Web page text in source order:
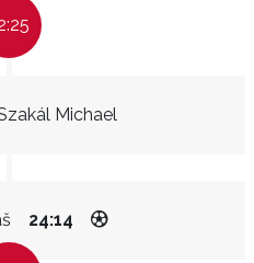
Michael
24:14